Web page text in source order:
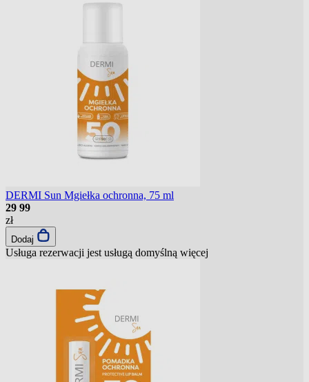
DERMI Sun Mgiełka ochronna, 75 ml
29 99
zł
Dodaj
Usługa rezerwacji jest usługą domyślną więcej